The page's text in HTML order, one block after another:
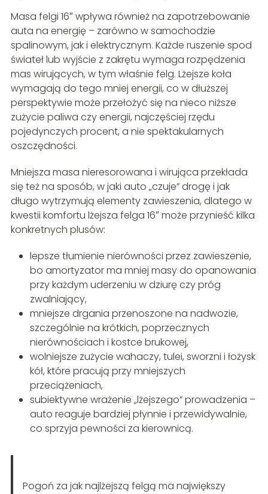
Masa felgi 16″ wpływa również na zapotrzebowanie
auta na energię – zarówno w samochodzie
spalinowym, jak i elektrycznym. Każde ruszenie spod
świateł lub wyjście z zakrętu wymaga rozpędzenia
mas wirujących, w tym właśnie felg. Lżejsze koła
wymagają do tego mniej energii, co w dłuższej
perspektywie może przełożyć się na nieco niższe
zużycie paliwa czy energii, najczęściej rzędu
pojedynczych procent, a nie spektakularnych
oszczędności.
Mniejsza masa nieresorowana i wirująca przekłada
się też na sposób, w jaki auto „czuje” drogę i jak
długo wytrzymują elementy zawieszenia, dlatego w
kwestii komfortu lżejsza felga 16″ może przynieść kilka
konkretnych plusów:
lepsze tłumienie nierówności przez zawieszenie,
bo amortyzator ma mniej masy do opanowania
przy każdym uderzeniu w dziurę czy próg
zwalniający,
mniejsze drgania przenoszone na nadwozie,
szczególnie na krótkich, poprzecznych
nierównościach i kostce brukowej,
wolniejsze zużycie wahaczy, tulei, sworzni i łożysk
kół, które pracują przy mniejszych
przeciążeniach,
subiektywne wrażenie „lżejszego” prowadzenia –
auto reaguje bardziej płynnie i przewidywalnie,
co sprzyja pewności za kierownicą.
Pogoń za jak najlżejszą felgą ma największy